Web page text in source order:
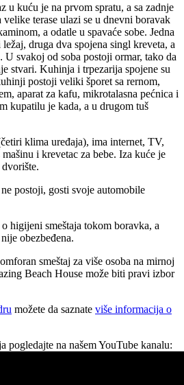
u kuću je na prvom spratu, a sa zadnje
terase ulazi se u dnevni boravak
a odatle u spavaće sobe. Jedna
druga dva spojena singl kreveta, a
U svakoj od soba postoji ormar, tako da
stvari. Kuhinja i trpezarija spojene su
postoji veliki šporet sa rernom,
aparat za kafu, mikrotalasna pećnica i
kupatilu je kada, a u drugom tuš
klima uređaja), ima internet, TV,
i krevetac za bebe. Iza kuće je
postoji, gosti svoje automobile
higijeni smeštaja tokom boravka, a
obezbeđena.
smeštaj za više osoba na mirnoj
Beach House može biti pravi izbor
možete da saznate više informacija o
pogledajte na našem YouTube kanalu: